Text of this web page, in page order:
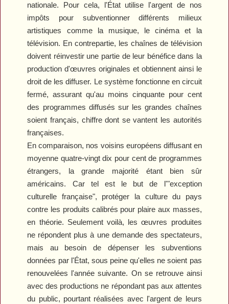
nationale. Pour cela, l'État utilise l'argent de nos
impôts pour subventionner différents milieux
artistiques comme la musique, le cinéma et la
télévision. En contrepartie, les chaînes de télévision
doivent réinvestir une partie de leur bénéfice dans la
production d'œuvres originales et obtiennent ainsi le
droit de les diffuser. Le système fonctionne en circuit
fermé, assurant qu'au moins cinquante pour cent
des programmes diffusés sur les grandes chaînes
soient français, chiffre dont se vantent les autorités
françaises.
En comparaison, nos voisins européens diffusant en
moyenne quatre-vingt dix pour cent de programmes
étrangers, la grande majorité étant bien sûr
américains. Car tel est le but de l'"exception
culturelle française", protéger la culture du pays
contre les produits calibrés pour plaire aux masses,
en théorie. Seulement voilà, les œuvres produites
ne répondent plus à une demande des spectateurs,
mais au besoin de dépenser les subventions
données par l'État, sous peine qu'elles ne soient pas
renouvelées l'année suivante. On se retrouve ainsi
avec des productions ne répondant pas aux attentes
du public, pourtant réalisées avec l'argent de leurs